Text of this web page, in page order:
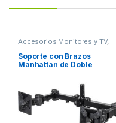
Accesorios Monitores y TV,
Soporte con Brazos
Manhattan de Doble
12KGs, Negro ARTICULADO
13 A 24 6 KG X BRAZO